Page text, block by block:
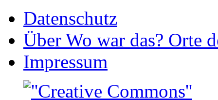
Datenschutz
Über Wo war das? Orte
Impressum